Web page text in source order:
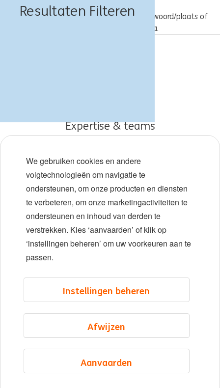
Resultaten Filteren
Probeer een andere combinatie van trefwoord/plaats of
gebruik bredere zoekcriteria.
Expertise & teams
Diversiteit en inclusie
Locaties
Evenementen
©2026 ING
Privacyverklaring
Cookie management
We gebruiken cookies en andere
volgtechnologieën om navigatie te
ondersteunen, om onze producten en diensten
te verbeteren, om onze marketingactiviteiten te
ondersteunen en inhoud van derden te
verstrekken. Kies ‘aanvaarden’ of klik op
‘instellingen beheren’ om uw voorkeuren aan te
passen.
Aanvaarden
Afwijzen
Instellingen beheren